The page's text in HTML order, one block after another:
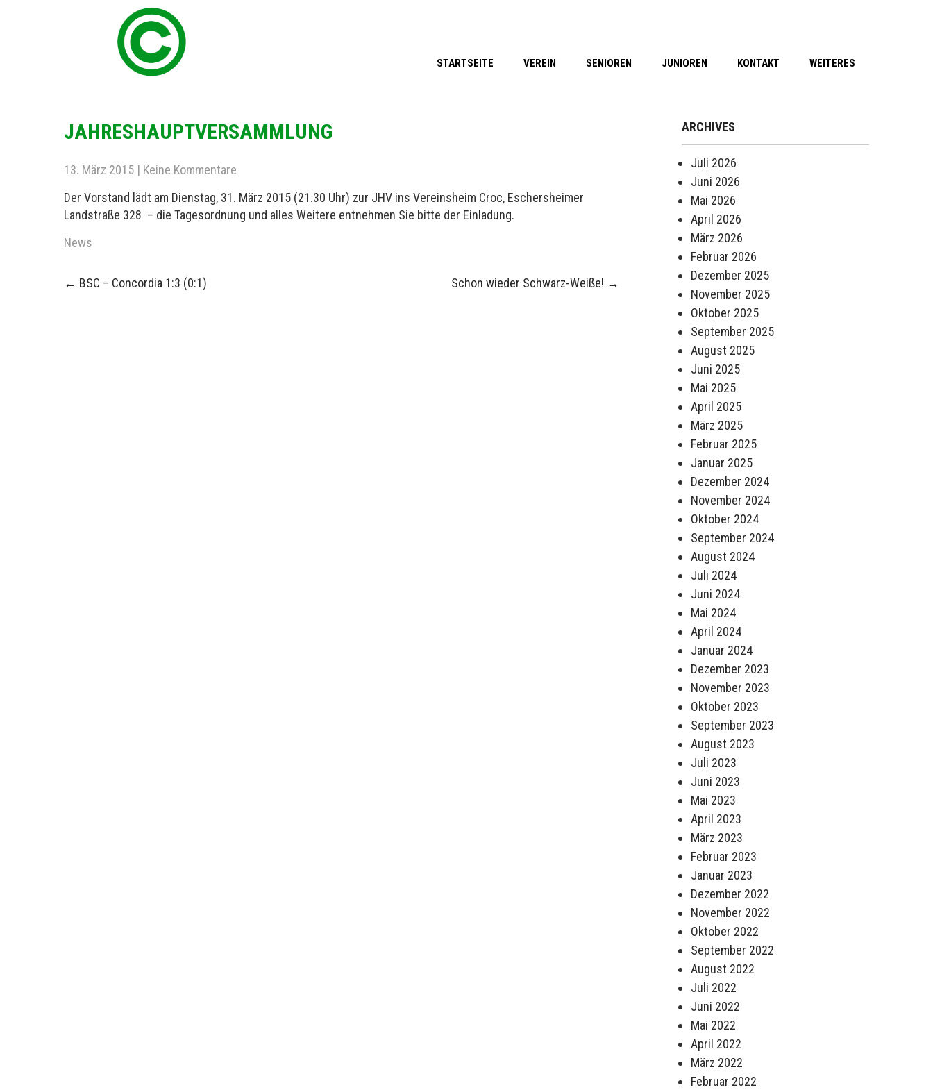
STARTSEITE VEREIN SENIOREN JUNIOREN KONTAKT WEITERES
JAHRESHAUPTVERSAMMLUNG
13. März 2015 | Keine Kommentare
Der Vorstand lädt am Dienstag, 31. März 2015 (21.30 Uhr) zur JHV ins Vereinsheim Croc, Eschersheimer
Landstraße 328 – die Tagesordnung und alles Weitere entnehmen Sie bitte der Einladung.
News
Post
← BSC – Concordia 1:3 (0:1) Schon wieder Schwarz-Weiße! →
ARCHIVES
Juli 2026
Juni 2026
Mai 2026
April 2026
März 2026
Februar 2026
Dezember 2025
November 2025
Oktober 2025
September 2025
August 2025
Juni 2025
Mai 2025
April 2025
März 2025
Februar 2025
Januar 2025
Dezember 2024
November 2024
Oktober 2024
September 2024
August 2024
Juli 2024
Juni 2024
Mai 2024
April 2024
Januar 2024
Dezember 2023
November 2023
Oktober 2023
September 2023
August 2023
Juli 2023
Juni 2023
Mai 2023
April 2023
März 2023
Februar 2023
Januar 2023
Dezember 2022
November 2022
Oktober 2022
September 2022
August 2022
Juli 2022
Juni 2022
Mai 2022
April 2022
März 2022
Februar 2022